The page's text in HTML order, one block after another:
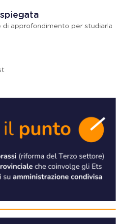
di approfondimento per studiarla